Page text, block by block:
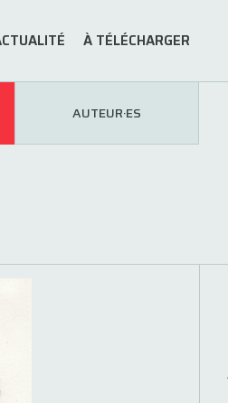
À TÉLÉCHARGER
AUTEUR·ES